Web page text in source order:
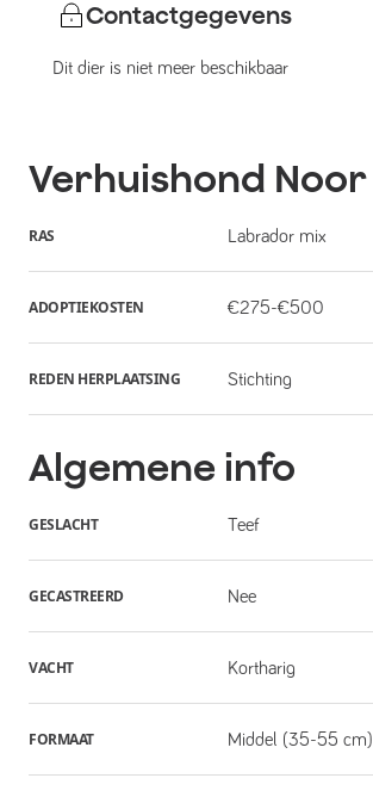
Contactgegevens
Dit dier is niet meer beschikbaar
Verhuishond Noor
RAS Labrador mix
ADOPTIEKOSTEN €275-€500
REDEN HERPLAATSING Stichting
Algemene info
GESLACHT Teef
GECASTREERD Nee
VACHT Kortharig
FORMAAT Middel (35-55 cm)